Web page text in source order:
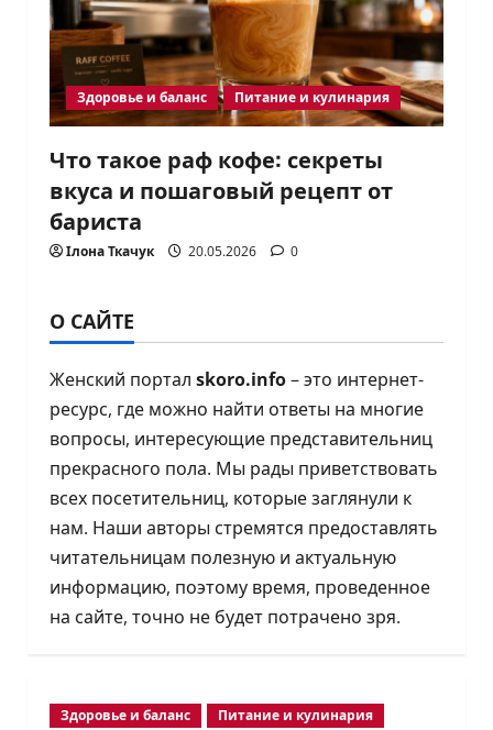
Здоровье и баланс Питание и кулинария
Что такое раф кофе: секреты
вкуса и пошаговый рецепт от
бариста
Ілона Ткачук 20.05.2026 0
О САЙТЕ
Женский портал skoro.info– это интернет-
ресурс, где можно найти ответы на многие
вопросы, интересующие представительниц
прекрасного пола. Мы рады приветствовать
всех посетительниц, которые заглянули к
нам. Наши авторы стремятся предоставлять
читательницам полезную и актуальную
информацию, поэтому время, проведенное
на сайте, точно не будет потрачено зря.
Здоровье и баланс Питание и кулинария